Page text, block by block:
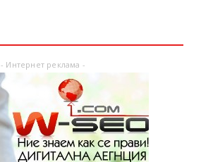
- Интернет реклама -